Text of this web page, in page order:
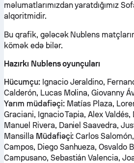
məlumatlarımızdan yaratdığımız
alqoritmidir.
Bu qrafik, gələcək Nublens
kömək edə bilər.
Hazırkı Nublens oyunçuları
Hücumçu:Ignacio Jeraldino,
Calderón, Lucas Molina, Giovanny
Yarım müdafiəçi:Matías Plaza,
Graciani, Ignacio Tapia, Alex Valdés,
Manuel Rivera, Daniel Saavedra,
Mansilla Müdafiəçi: Carlos
Campos, Diego Sanhueza, Osvaldo
Campusano, Sebastián Valencia,